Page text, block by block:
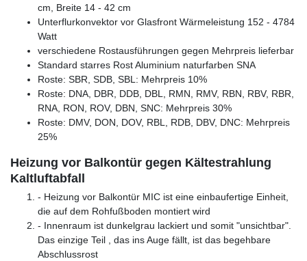
cm, Breite 14 - 42 cm
Unterflurkonvektor vor Glasfront Wärmeleistung 152 - 4784
Watt
verschiedene Rostausführungen gegen Mehrpreis lieferbar
Standard starres Rost Aluminium naturfarben SNA
Roste: SBR, SDB, SBL: Mehrpreis 10%
Roste: DNA, DBR, DDB, DBL, RMN, RMV, RBN, RBV, RBR,
RNA, RON, ROV, DBN, SNC: Mehrpreis 30%
Roste: DMV, DON, DOV, RBL, RDB, DBV, DNC: Mehrpreis
25%
Heizung vor Balkontür gegen Kältestrahlung
Kaltluftabfall
- Heizung vor Balkontür MIC ist eine einbaufertige Einheit,
die auf dem Rohfußboden montiert wird
- Innenraum ist dunkelgrau lackiert und somit "unsichtbar".
Das einzige Teil , das ins Auge fällt, ist das begehbare
Abschlussrost